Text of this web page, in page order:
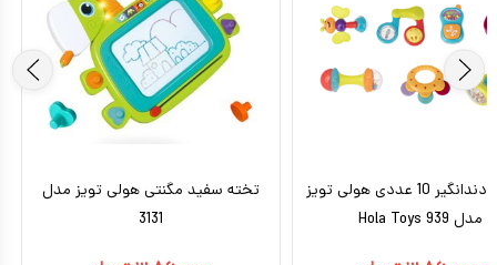
تخته سفید مگنتی هولی تویز مدل
3131
جغجغه دندانگیر 10 عددی هولی تویز
مدل 939 Hola Toys